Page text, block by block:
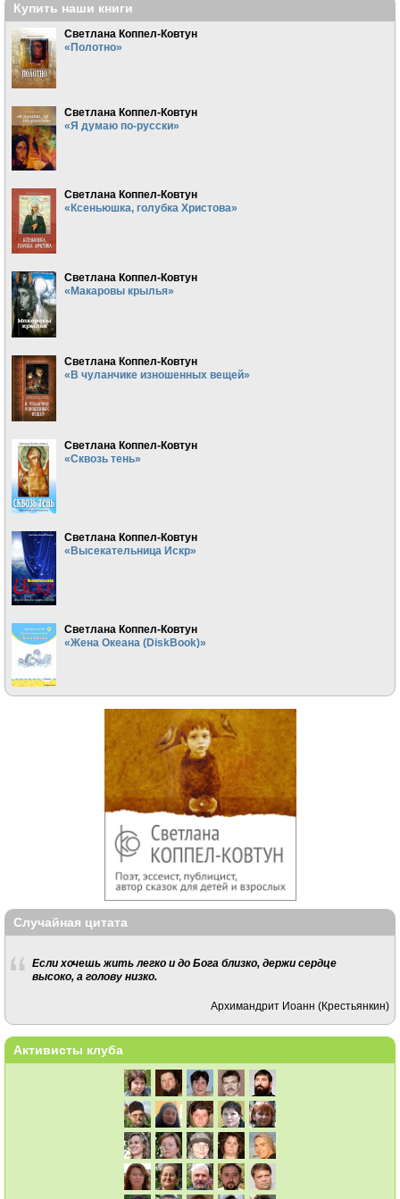
Купить наши книги
Светлана Коппел-Ковтун
«Полотно»
Светлана Коппел-Ковтун
«Я думаю по-русски»
Светлана Коппел-Ковтун
«Ксеньюшка, голубка Христова»
Светлана Коппел-Ковтун
«Макаровы крылья»
Светлана Коппел-Ковтун
«В чуланчике изношенных вещей»
Светлана Коппел-Ковтун
«Сквозь тень»
Светлана Коппел-Ковтун
«Высекательница Искр»
Светлана Коппел-Ковтун
«Жена Океана (DiskBook)»
Случайная цитата
Если хочешь жить легко и до Бога близко, держи сердце
высоко, а голову низко.
Архимандрит Иоанн (Крестьянкин)
Активисты клуба